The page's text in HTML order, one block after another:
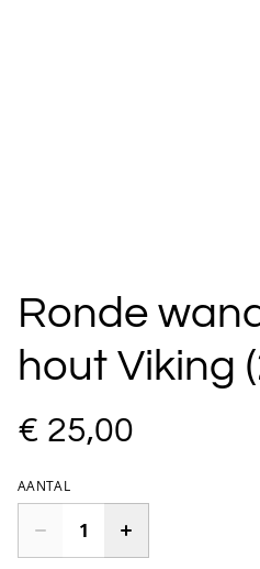
Ronde
hout Viking
€ 25,00
AANTAL